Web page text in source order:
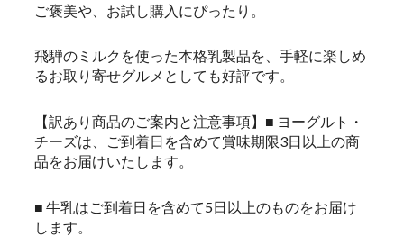
ご褒美や、お試し購入にぴったり。
飛騨のミルクを使った本格乳製品を、手軽に楽しめ
るお取り寄せグルメとしても好評です。
【訳あり商品のご案内と注意事項】■ ヨーグルト・
チーズは、ご到着日を含めて賞味期限3日以上の商
品をお届けいたします。
■ 牛乳はご到着日を含めて5日以上のものをお届け
します。